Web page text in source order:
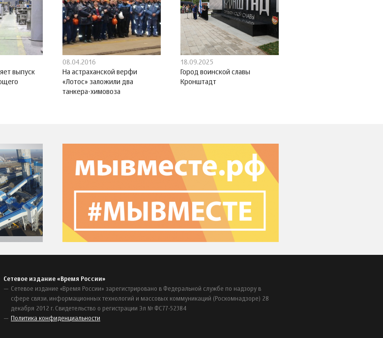
выпуск
08.04.2016
На астраханской верфи
«Лотос» заложили два
танкера-химовоза
18.09.2025
Город воинской славы
Кронштадт
Сетевое издание «Время России»
Сетевое издание «Время России» зарегистрировано в Федеральной службе по надзору в
сфере связи, информационных технологий и массовых коммуникаций (Роскомнадзоре) 28
декабря 2012 г. Свидетельство о регистрации Эл № ФС77-52384
Политика конфиденциальности